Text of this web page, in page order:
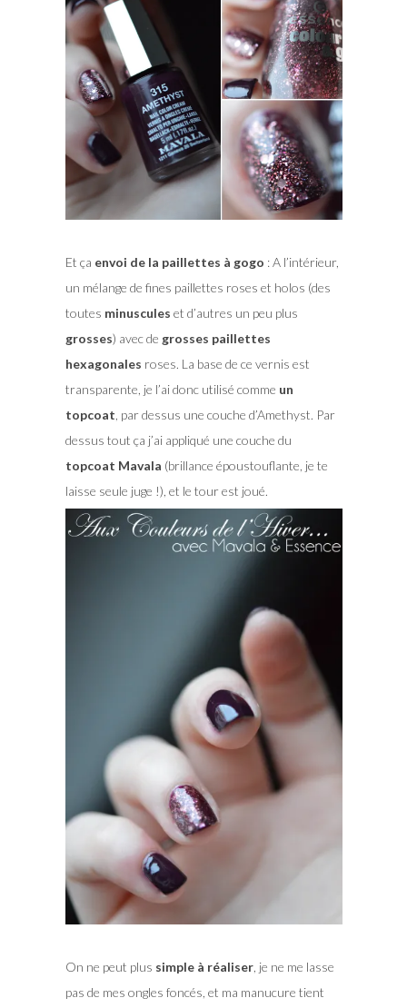
Et ça envoi de la paillettes à gogo : A l’intérieur,
un mélange de fines paillettes roses et holos (des
toutes minuscules et d’autres un peu plus
grosses) avec de grosses paillettes
hexagonales roses. La base de ce vernis est
transparente, je l’ai donc utilisé comme un
topcoat, par dessus une couche d’Amethyst. Par
dessus tout ça j’ai appliqué une couche du
topcoat Mavala (brillance époustouflante, je te
laisse seule juge !), et le tour est joué.
On ne peut plus simple à réaliser, je ne me lasse
pas de mes ongles foncés, et ma manucure tient